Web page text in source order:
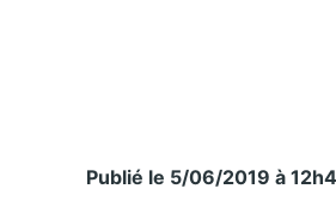
Publié le 5/06/2019 à